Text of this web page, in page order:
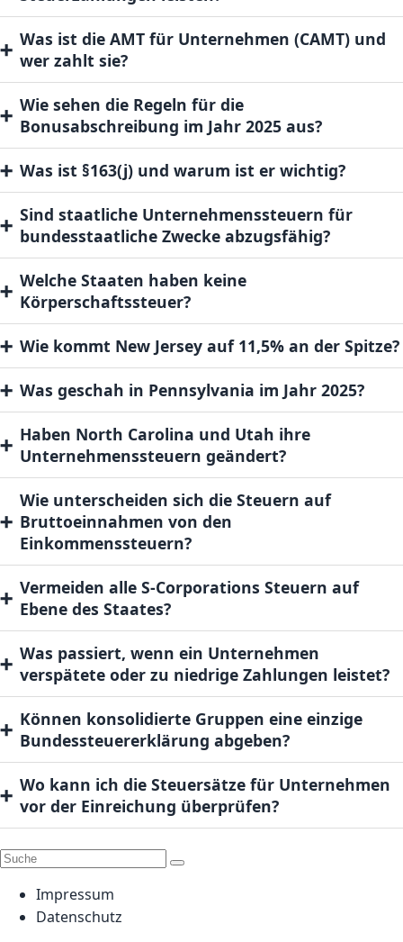
➕ Was ist die AMT für Unternehmen (CAMT) und
wer zahlt sie?
➕ Wie sehen die Regeln für die
Bonusabschreibung im Jahr 2025 aus?
➕ Was ist §163(j) und warum ist er wichtig?
➕ Sind staatliche Unternehmenssteuern für
bundesstaatliche Zwecke abzugsfähig?
➕ Welche Staaten haben keine
Körperschaftssteuer?
➕ Wie kommt New Jersey auf 11,5% an der Spitze?
➕ Was geschah in Pennsylvania im Jahr 2025?
➕ Haben North Carolina und Utah ihre
Unternehmenssteuern geändert?
➕
Wie unterscheiden sich die Steuern auf
Bruttoeinnahmen von den
Einkommenssteuern?
➕ Vermeiden alle S-Corporations Steuern auf
Ebene des Staates?
➕ Was passiert, wenn ein Unternehmen
verspätete oder zu niedrige Zahlungen leistet?
➕ Können konsolidierte Gruppen eine einzige
Bundessteuererklärung abgeben?
➕ Wo kann ich die Steuersätze für Unternehmen
vor der Einreichung überprüfen?
Impressum
Datenschutz